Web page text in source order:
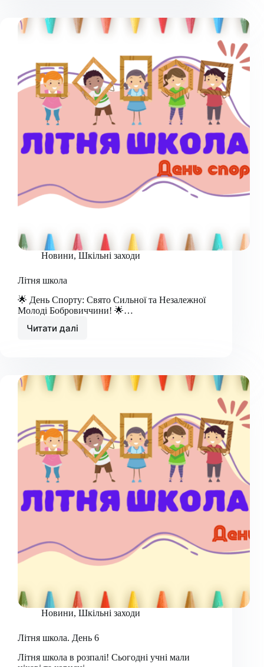
Новини, Шкільні заходи
Літня школа
🌟 День Спорту: Свято Сильної та Незалежної
Молоді Бобровиччини! 🌟…
Читати далі
Літня
Новини, Шкільні заходи
Літня школа. День 6
Літня школа в розпалі! Сьогодні учні мали